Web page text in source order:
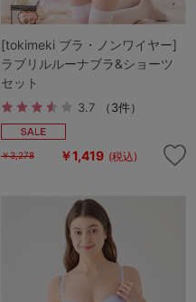
[tokimeki ブラ・ノンワイヤー]
ラブリルルーナブラ&ショーツ
セット
3.7 （3件）
￥3,278 ￥1,419 (税込)